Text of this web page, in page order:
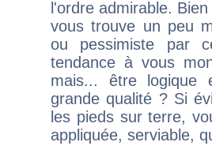
l'ordre admirable.
vous trouve un peu
ou pessimiste par
tendance à vous
mais... être logique
grande qualité ? Si
les pieds sur terre,
appliquée, serviable,